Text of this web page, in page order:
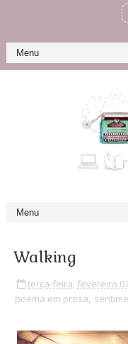
Walking
terça-feira, fevereiro
poema em prosa,